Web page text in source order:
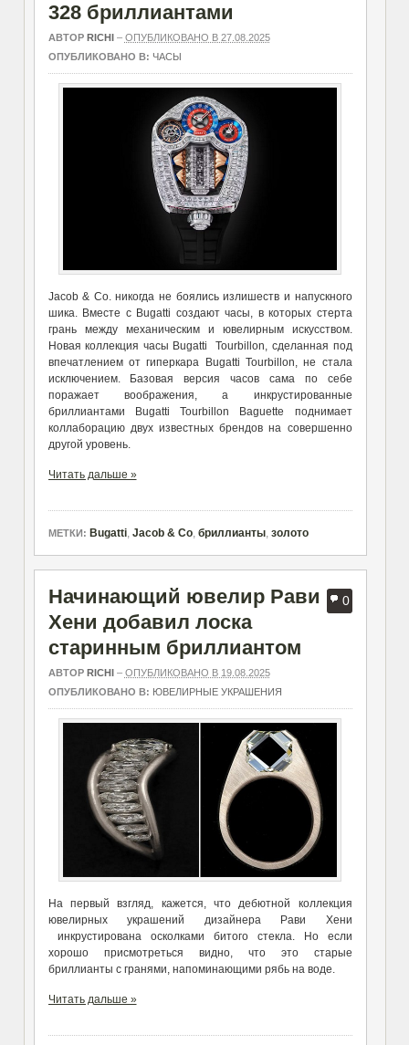
328 бриллиантами
АВТОР RICHI – ОПУБЛИКОВАНО В 27.08.2025
ОПУБЛИКОВАНО В: ЧАСЫ
Jacob & Co. никогда не боялись излишеств и напускного
шика. Вместе с Bugatti создают часы, в которых стерта
грань между механическим и ювелирным искусством.
Новая коллекция часы Bugatti Tourbillon, сделанная под
впечатлением от гиперкара Bugatti Tourbillon, не стала
исключением. Базовая версия часов сама по себе
поражает воображения, а инкрустированные
бриллиантами Bugatti Tourbillon Baguette поднимает
коллаборацию двух известных брендов на совершенно
другой уровень.
Читать дальше »
МЕТКИ: Bugatti, Jacob & Co, бриллианты, золото
0
Начинающий ювелир Рави
Хени добавил лоска
старинным бриллиантом
АВТОР RICHI – ОПУБЛИКОВАНО В 19.08.2025
ОПУБЛИКОВАНО В: ЮВЕЛИРНЫЕ УКРАШЕНИЯ
На первый взгляд, кажется, что дебютной коллекция
ювелирных украшений дизайнера Рави Хени
инкрустирована осколками битого стекла. Но если
хорошо присмотреться видно, что это старые
бриллианты с гранями, напоминающими рябь на воде.
Читать дальше »